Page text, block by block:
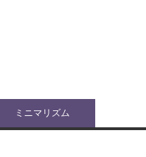
ミニマリズム